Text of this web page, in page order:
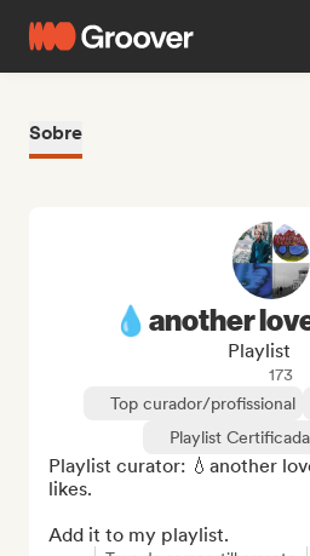
Sobre
💧another
Playlist
173
Top curador/profissional
Playlist
Playlist curator: 💧another
likes.
Add it to my playlist.